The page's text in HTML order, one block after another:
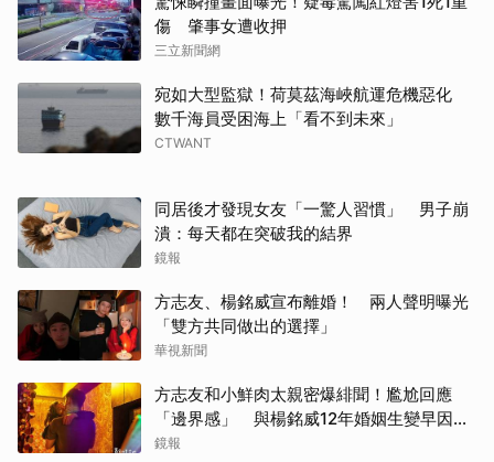
傷 肇事女遭收押
三立新聞網
宛如大型監獄！荷莫茲海峽航運危機惡化
數千海員受困海上「看不到未來」
CTWANT
同居後才發現女友「一驚人習慣」 男子崩
潰：每天都在突破我的結界
鏡報
方志友、楊銘威宣布離婚！ 兩人聲明曝光
「雙方共同做出的選擇」
華視新聞
方志友和小鮮肉太親密爆緋聞！尷尬回應
「邊界感」 與楊銘威12年婚姻生變早因
「這問題」洩端倪
鏡報